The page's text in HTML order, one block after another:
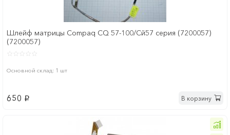
Шлейф матрицы Compaq CQ 57-100/Сй57 серия (7200057)
(7200057)
Основной склад: 1 шт
650 p В корзину